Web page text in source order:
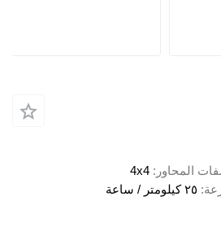
المحاور
4x4
٢٥ كيلومتر / ساعة